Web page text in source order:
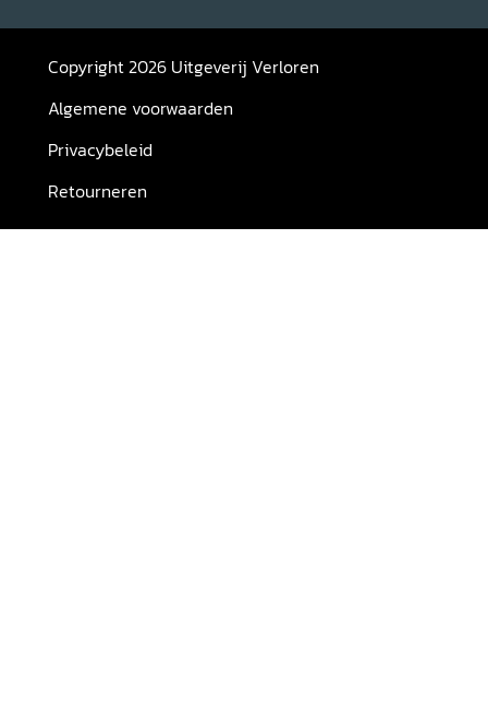
Copyright 2026 Uitgeverij Verloren
Algemene voorwaarden
Privacybeleid
Retourneren